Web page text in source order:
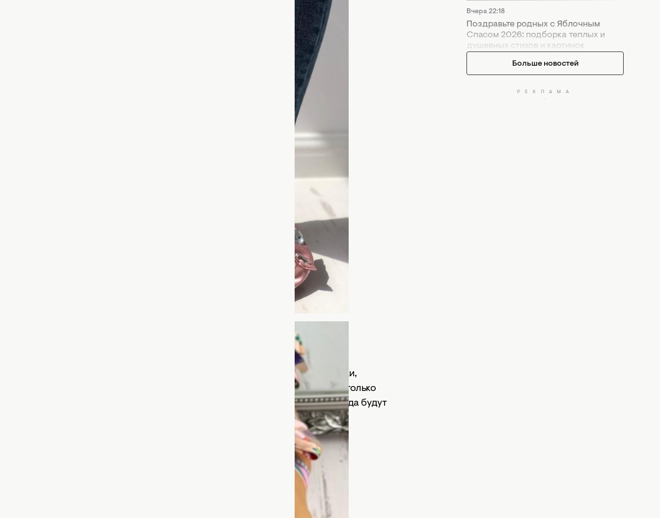
Эксклюзивно будут смотреться на ножках сланцы или босоножки,
украшенные ягодами, фруктами или ракушками. Такая обувь настолько
необычна, что подходит и к шортам, и к платью. Ваши ножки всегда будут
Вчера 22:18
Поздравьте родных с Яблочным
Спасом 2026: подборка теплых и
душевных стихов и картинок
Больше новостей